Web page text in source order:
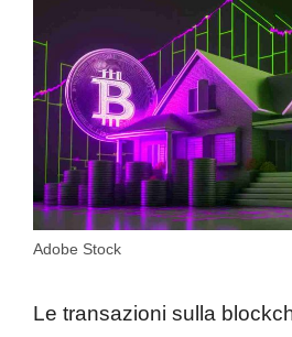
Adobe Stock
Le transazioni sulla